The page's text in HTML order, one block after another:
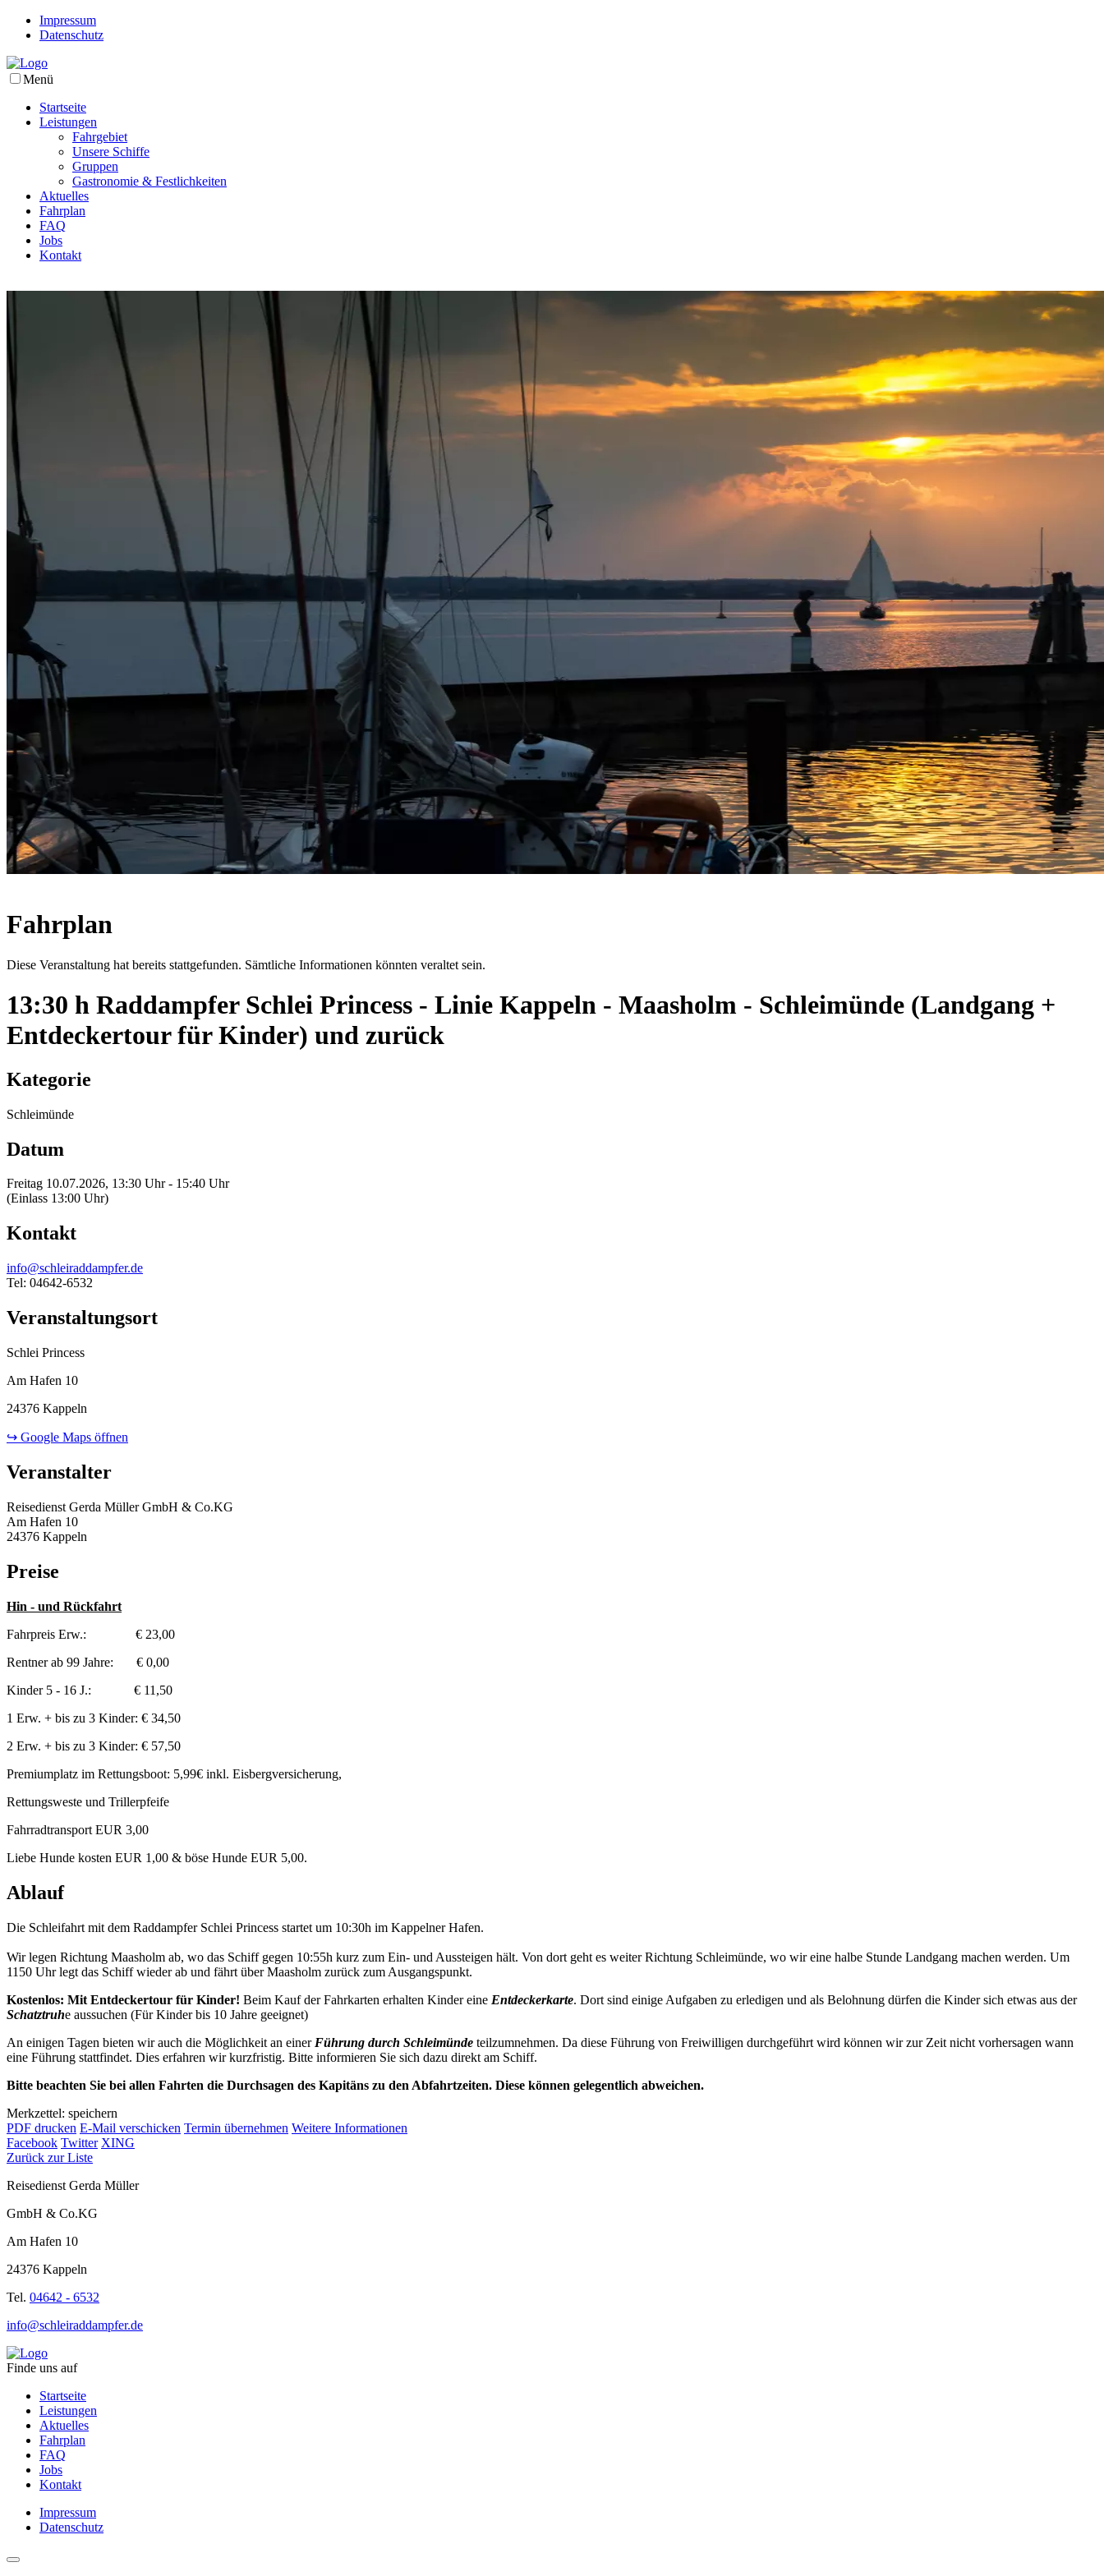
Impressum
Datenschutz
Menü
Startseite
Leistungen
Fahrgebiet
Unsere Schiffe
Gruppen
Gastronomie & Festlichkeiten
Aktuelles
Fahrplan
FAQ
Jobs
Kontakt
Fahrplan
Diese Veranstaltung hat bereits stattgefunden. Sämtliche Informationen könnten veraltet sein.
13:30 h Raddampfer Schlei Princess - Linie Kappeln - Maasholm - Schleimünde (Landgang +
Entdeckertour für Kinder) und zurück
Kategorie
Schleimünde
Datum
Freitag 10.07.2026, 13:30 Uhr - 15:40 Uhr
(Einlass 13:00 Uhr)
Kontakt
info@schleiraddampfer.de
Tel: 04642-6532
Veranstaltungsort
Schlei Princess
Am Hafen 10
24376 Kappeln
↪ Google Maps öffnen
Veranstalter
Reisedienst Gerda Müller GmbH & Co.KG
Am Hafen 10
24376 Kappeln
Preise
Hin - und Rückfahrt
Fahrpreis Erw.: € 23,00
Rentner ab 99 Jahre: € 0,00
Kinder 5 - 16 J.: € 11,50
1 Erw. + bis zu 3 Kinder: € 34,50
2 Erw. + bis zu 3 Kinder: € 57,50
Premiumplatz im Rettungsboot: 5,99€ inkl. Eisbergversicherung,
Rettungsweste und Trillerpfeife
Fahrradtransport EUR 3,00
Liebe Hunde kosten EUR 1,00 & böse Hunde EUR 5,00.
Ablauf
Die Schleifahrt mit dem Raddampfer Schlei Princess startet um 10:30h im Kappelner Hafen.
Wir legen Richtung Maasholm ab, wo das Schiff gegen 10:55h kurz zum Ein- und Aussteigen hält. Von dort geht es weiter Richtung Schleimünde, wo wir eine halbe Stunde Landgang machen werden. Um
1150 Uhr legt das Schiff wieder ab und fährt über Maasholm zurück zum Ausgangspunkt.
Kostenlos: Mit Entdeckertour für Kinder! Beim Kauf der Fahrkarten erhalten Kinder eine Entdeckerkarte. Dort sind einige Aufgaben zu erledigen und als Belohnung dürfen die Kinder sich etwas aus der
Schatztruhe aussuchen (Für Kinder bis 10 Jahre geeignet)
An einigen Tagen bieten wir auch die Möglichkeit an einer Führung durch Schleimünde teilzumnehmen. Da diese Führung von Freiwilligen durchgeführt wird können wir zur Zeit nicht vorhersagen wann
eine Führung stattfindet. Dies erfahren wir kurzfristig. Bitte informieren Sie sich dazu direkt am Schiff.
Bitte beachten Sie bei allen Fahrten die Durchsagen des Kapitäns zu den Abfahrtzeiten. Diese können gelegentlich abweichen.
Merkzettel: speichern
PDF drucken E-Mail verschicken Termin übernehmen Weitere Informationen
Facebook Twitter XING
Zurück zur Liste
Reisedienst Gerda Müller
GmbH & Co.KG
Am Hafen 10
24376 Kappeln
Tel. 04642 - 6532
info@schleiraddampfer.de
Finde uns auf
Startseite
Leistungen
Aktuelles
Fahrplan
FAQ
Jobs
Kontakt
Impressum
Datenschutz